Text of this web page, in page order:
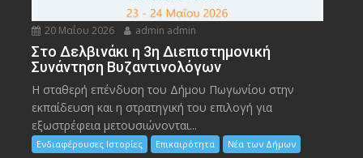
20 Μαΐου 2026 admin admin
Στο Δελβινάκι η 3η Διεπιστημονική
Συνάντηση Βυζαντινολόγων
Η σταθερή επένδυση του Δήμου Πωγωνίου στην
εκπαίδευση και η στρατηγική του επιλογή για
εξωστρέφεια μετουσιώνονται...
Ενδιαφέρουσες Ιστορίες Επικαιρότητα Νέα των Δήμων